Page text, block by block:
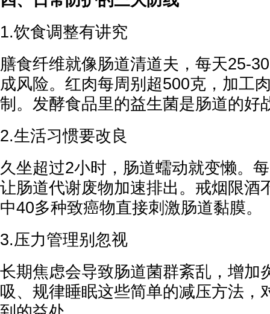
1.饮食调整有讲究
膳食纤维就像肠道清道夫，每天25-
成风险。红肉每周别超500克，加工
制。发酵食品里的益生菌是肠道的好
2.生活习惯要改良
久坐超过2小时，肠道蠕动就变懒。
让肠道代谢废物加速排出。戒烟限酒
中40多种致癌物直接刺激肠道黏膜。
3.压力管理别忽视
长期焦虑会导致肠道菌群紊乱，增加
吸、规律睡眠这些简单的减压方法，